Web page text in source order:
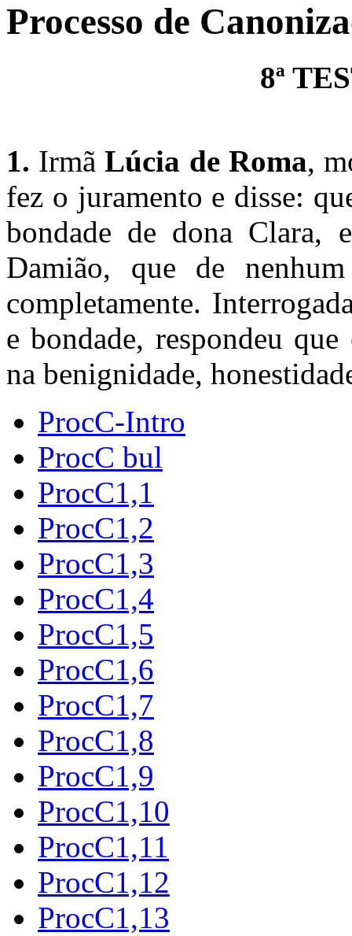
Processo de
8ª
1. IrmãLúcia de Roma,
fez o juramento e disse:
bondade de dona Clara,
Damião, que de
completamente.
e bondade, respondeu
na benignidade,
ProcC-Intro
ProcC bul
ProcC1,1
ProcC1,2
ProcC1,3
ProcC1,4
ProcC1,5
ProcC1,6
ProcC1,7
ProcC1,8
ProcC1,9
ProcC1,10
ProcC1,11
ProcC1,12
ProcC1,13